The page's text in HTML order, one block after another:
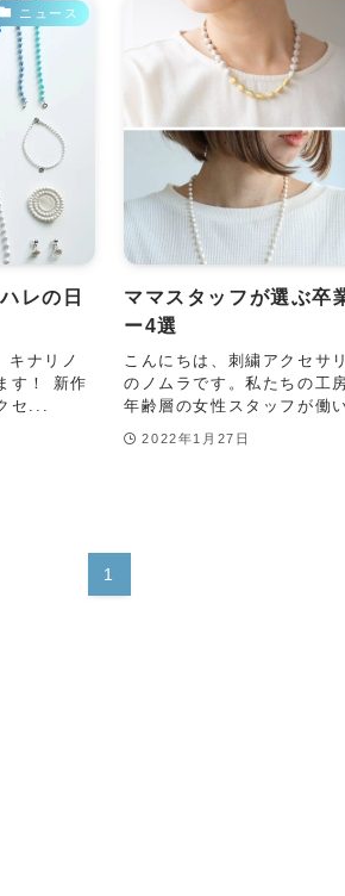
ニュース
レの日
キナリノ
す！ 新作
セ...
ママスタッフが選ぶ卒
ー4選
こんにちは、刺繍アクセサ
のノムラです。私たちの工
年齢層の女性スタッフが働
2022年1月27日
1